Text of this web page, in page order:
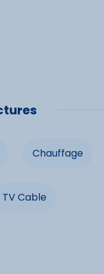
séjours à la
Chauffage
TV Cable
Prise TV